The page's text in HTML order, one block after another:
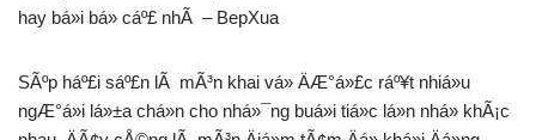
hay bá»i bá» cáº£ nhÃ – BepXua
SÃºp háº£i sáº£n lÃ mÃ³n khai vá» ÄÆ°á»£c ráº¥t nhiá»u
ngÆ°á»i lá»±a chá»n cho nhá»¯ng buá»i tiá»c lá»n nhá» khÃ¡c